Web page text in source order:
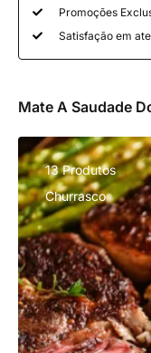
Promoções
Satisfação em
Mate A Saudade
13 Produtos
Churrasco